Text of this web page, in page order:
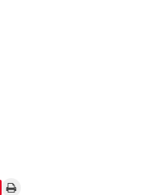
Print this Page